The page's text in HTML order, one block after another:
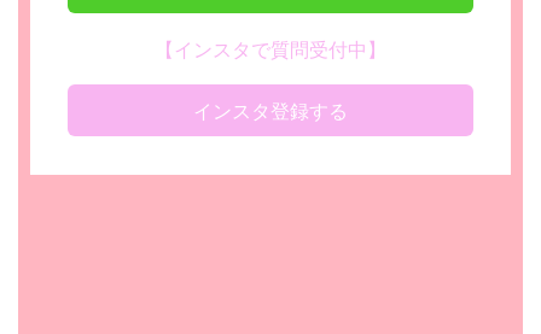
【インスタで質問受付中】
インスタ登録する